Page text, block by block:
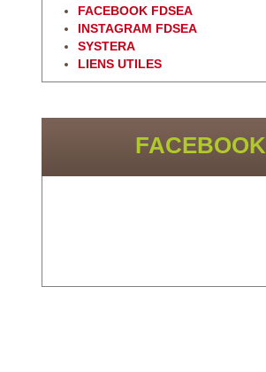
FACEBOOK FDSEA
INSTAGRAM FDSEA
SYSTERA
LIENS UTILES
FACEBOOK